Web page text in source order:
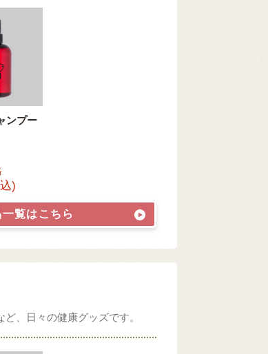
ンプー
)
覧はこちら
、日々の健康グッズです。